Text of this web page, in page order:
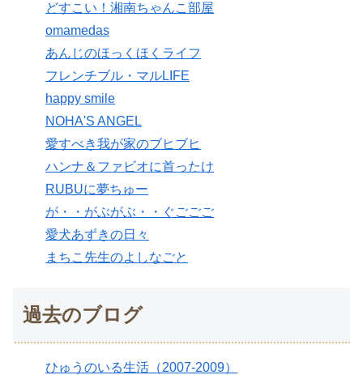
どすこい！湘南ちゃんこ部屋
omamedas
あんじのほっくほくライフ
フレンチブル・マルLIFE
happy smile
NOHA'S ANGEL
愛すべき我が家のブヒブヒ
ハンナ＆ファビオに首ったけ
RUBUに夢ちゅー
が・・がぶがぶ・・ぐごごご
愛犬あずきの日々
まちこ先生のよしなごと
過去のブログ
ひゅうのいる生活（2007-2009）